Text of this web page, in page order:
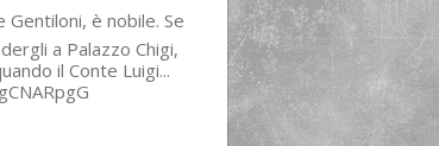
Gentiloni, è nobile. Se
a Palazzo Chigi,
il Conte Luigi...